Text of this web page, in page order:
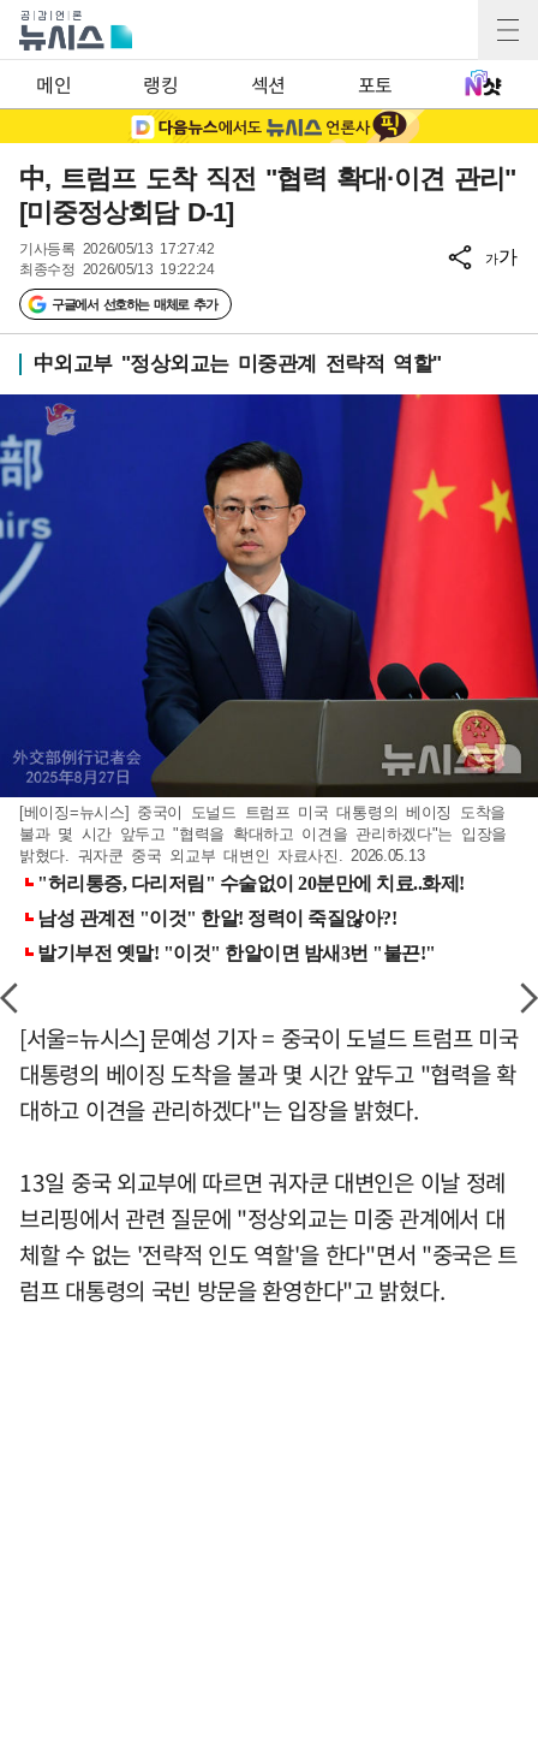
메인 랭킹 섹션 포토
中, 트럼프 도착 직전 "협력 확대·이견 관리"
[미중정상회담 D-1]
기사등록 2026/05/13 17:27:42
최종수정 2026/05/13 19:22:24
구글에서 선호하는 매체로 추가
가가
中외교부 "정상외교는 미중관계 전략적 역할"
[베이징=뉴시스] 중국이 도널드 트럼프 미국 대통령의 베이징 도착을
불과 몇 시간 앞두고 "협력을 확대하고 이견을 관리하겠다"는 입장을
밝혔다. 궈자쿤 중국 외교부 대변인 자료사진. 2026.05.13
[서울=뉴시스] 문예성 기자 = 중국이 도널드 트럼프 미국
대통령의 베이징 도착을 불과 몇 시간 앞두고 "협력을 확
대하고 이견을 관리하겠다"는 입장을 밝혔다.
13일 중국 외교부에 따르면 궈자쿤 대변인은 이날 정례
브리핑에서 관련 질문에 "정상외교는 미중 관계에서 대
체할 수 없는 '전략적 인도 역할'을 한다"면서 "중국은 트
럼프 대통령의 국빈 방문을 환영한다"고 밝혔다.